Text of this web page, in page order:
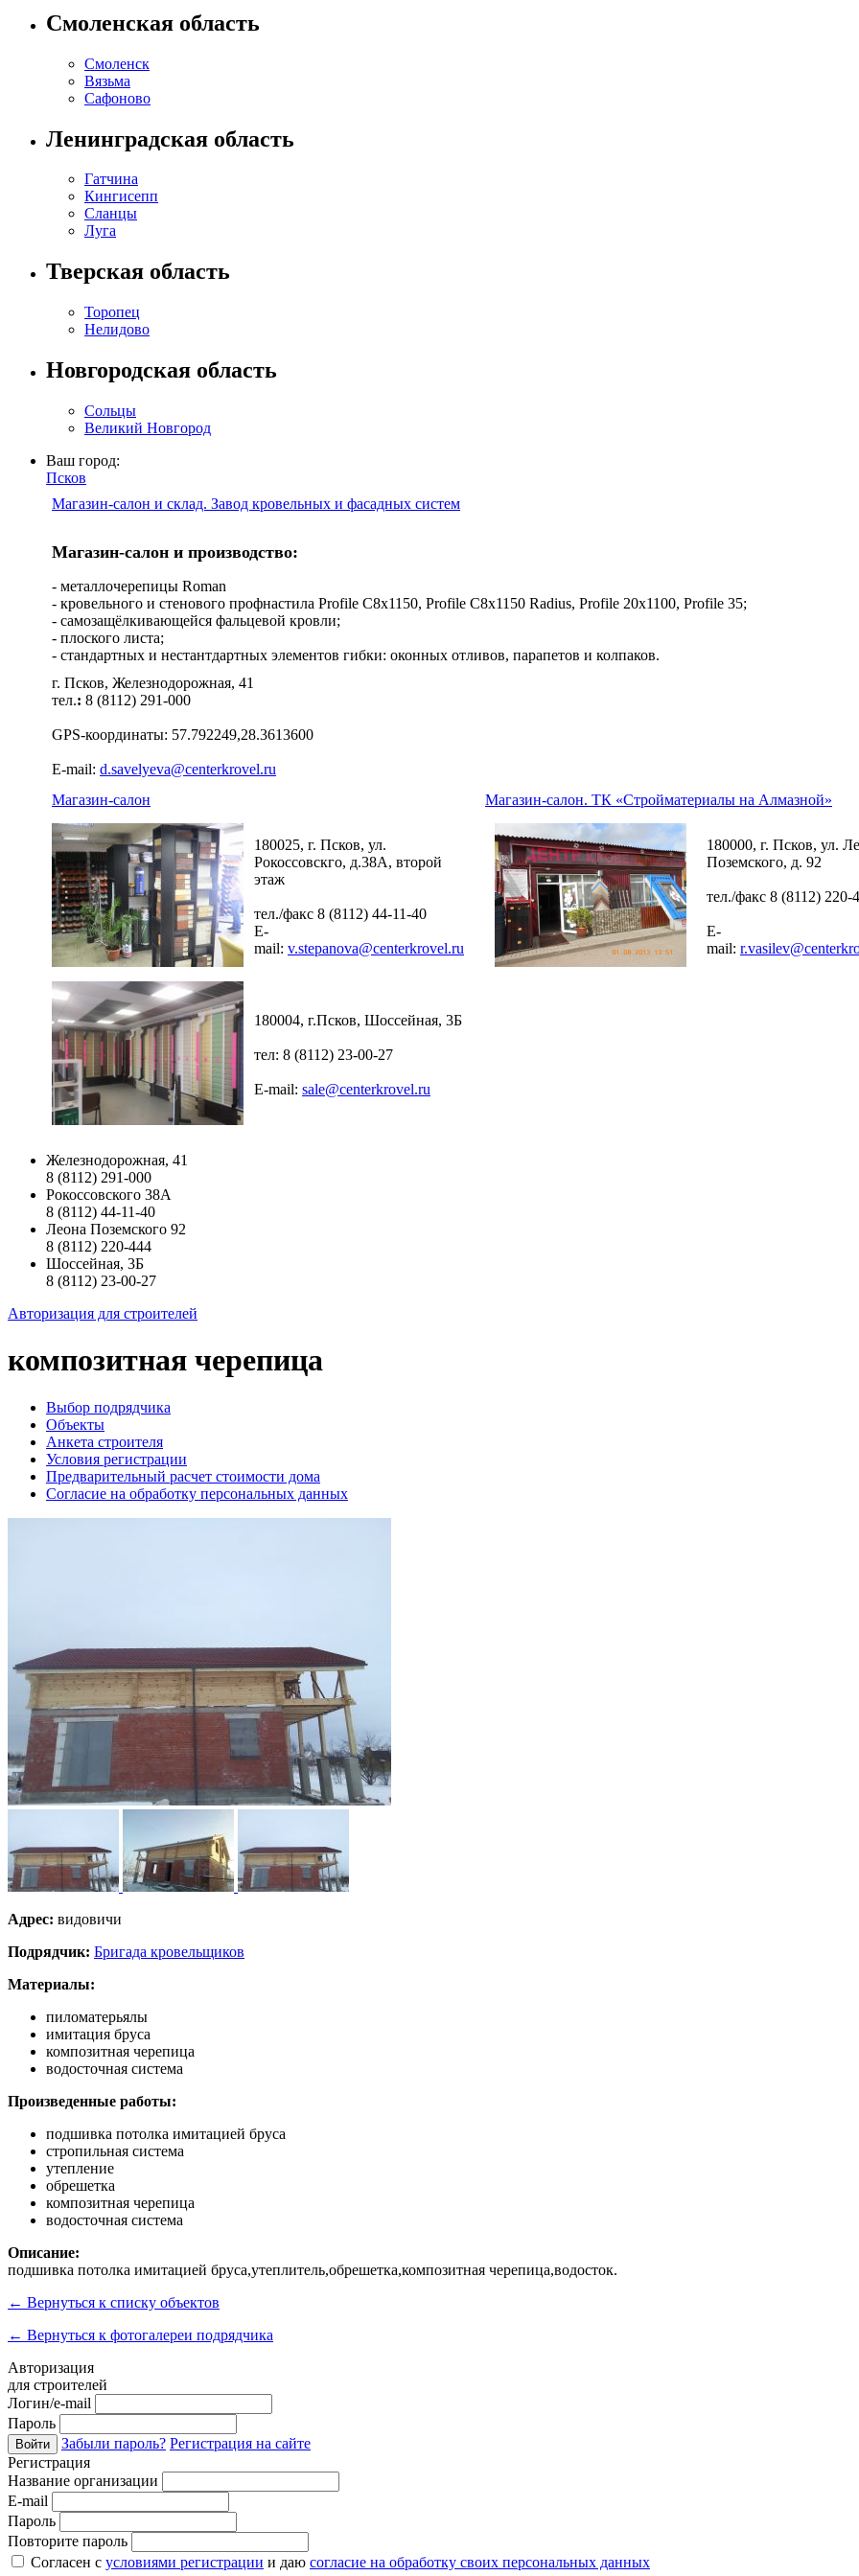
Смоленская область
Смоленск
Вязьма
Сафоново
Ленинградская область
Гатчина
Кингисепп
Сланцы
Луга
Тверская область
Торопец
Нелидово
Новгородская область
Сольцы
Великий Новгород
Ваш город:
Псков
Магазин-салон и склад. Завод кровельных и фасадных систем
Магазин-салон и производство:
- металлочерепицы Roman
- кровельного и стенового профнастила Profile C8х1150, Profile C8х1150 Radius, Profile 20x1100, Profile 35;
- самозащёлкивающейся фальцевой кровли;
- плоского листа;
- стандартных и нестантдартных элементов гибки: оконных отливов, парапетов и колпаков.
г. Псков, Железнодорожная, 41
тел.: 8 (8112) 291-000
GPS-координаты: 57.792249,28.3613600
E-mail: d.savelyeva@centerkrovel.ru
Магазин-салон
Магазин-салон. ТК «Стройматериалы на Алмазной»
180025, г. Псков, ул.
Рокоссовскго, д.38А, второй
этаж
тел./факс 8 (8112) 44-11-40
E-
mail: v.stepanova@centerkrovel.ru
180000, г. Псков, ул.
Поземского, д. 92
тел./факс 8 (8112) 220-
E-
mail:
180004, г.Псков, Шоссейная, 3Б
тел: 8 (8112) 23-00-27
E-mail: sale@centerkrovel.ru
Железнодорожная, 41
8 (8112) 291-000
Рокоссовского 38А
8 (8112) 44-11-40
Леона Поземского 92
8 (8112) 220-444
Шоссейная, 3Б
8 (8112) 23-00-27
Авторизация для строителей
композитная черепица
Выбор подрядчика
Объекты
Анкета строителя
Условия регистрации
Предварительный расчет стоимости дома
Согласие на обработку персональных данных
Адрес: видовичи
Подрядчик: Бригада кровельщиков
Материалы:
пиломатерьялы
имитация бруса
композитная черепица
водосточная система
Произведенные работы:
подшивка потолка имитацией бруса
стропильная система
утепление
обрешетка
композитная черепица
водосточная система
Описание:
подшивка потолка имитацией бруса,утеплитель,обрешетка,композитная черепица,водосток.
← Вернуться к списку объектов
← Вернуться к фотогалереи подрядчика
Авторизация
для строителей
Логин/e-mail
Пароль
Войти Забыли пароль? Регистрация на сайте
Регистрация
Название организации
E-mail
Пароль
Повторите пароль
Согласен с условиями регистрации и даю согласие на обработку своих персональных данных